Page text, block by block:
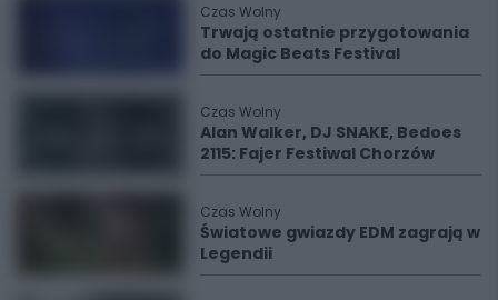
Czas Wolny
Trwają ostatnie przygotowania
do Magic Beats Festival
Czas Wolny
Alan Walker, DJ SNAKE, Bedoes
2115: Fajer Festiwal Chorzów
Czas Wolny
Światowe gwiazdy EDM zagrają w
Legendii